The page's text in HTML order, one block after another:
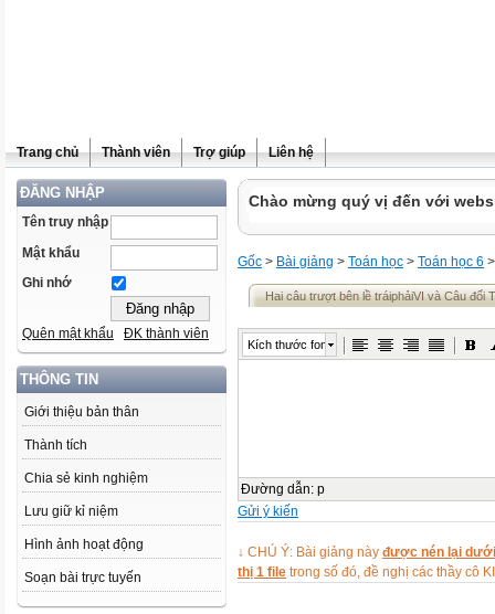
Trang chủ Thành viên Trợ giúp Liên hệ
ĐĂNG NHẬP
Tên truy nhập
Mật khẩu
Ghi nhớ
Quên mật khẩu ĐK thành viên
THÔNG TIN
Giới thiệu bản thân
Thành tích
Chia sẻ kinh nghiệm
Lưu giữ kỉ niệm
Hình ảnh hoạt động
Soạn bài trực tuyến
Chào mừng quý vị đến với
Gốc > Bài giảng > Toán học > Toán học 6 >
Hai câu trượt bên lề tráiphảiVI và Câu đối
Kích thước font
Đường dẫn: p
Gửi ý kiến
↓ CHÚ Ý: Bài giảng này được nén lại
thị 1 file trong số đó, đề nghị các thầy cô